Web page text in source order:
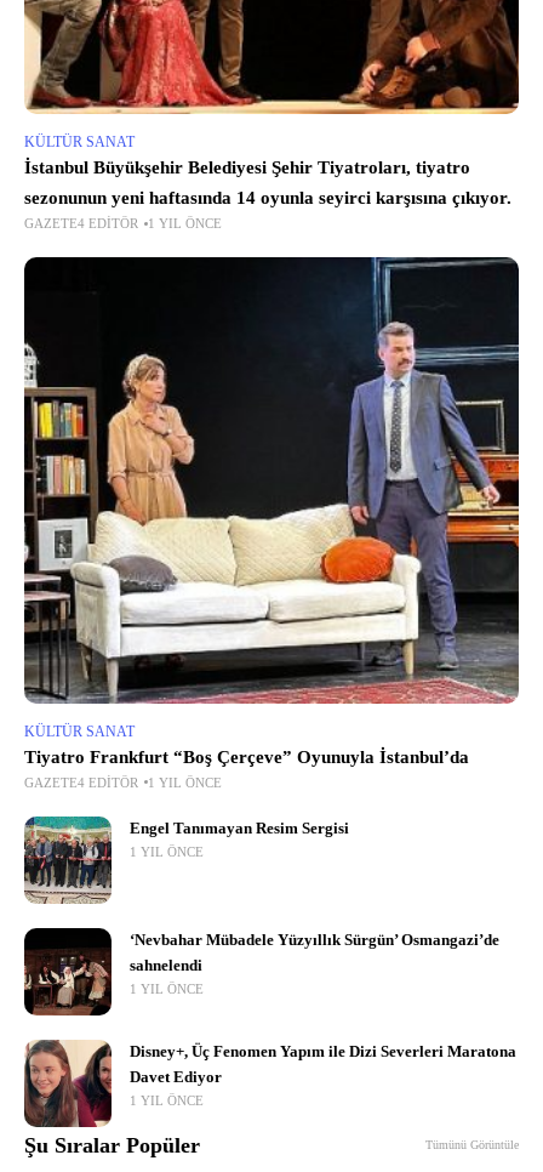
KÜLTÜR SANAT
İstanbul Büyükşehir Belediyesi Şehir Tiyatroları, tiyatro
sezonunun yeni haftasında 14 oyunla seyirci karşısına çıkıyor.
GAZETE4 EDITÖR 1 YIL ÖNCE
KÜLTÜR SANAT
Tiyatro Frankfurt “Boş Çerçeve” Oyunuyla İstanbul’da
GAZETE4 EDITÖR 1 YIL ÖNCE
Engel Tanımayan Resim Sergisi
1 YIL ÖNCE
‘Nevbahar Mübadele Yüzyıllık Sürgün’ Osmangazi’de
sahnelendi
1 YIL ÖNCE
Disney+, Üç Fenomen Yapım ile Dizi Severleri Maratona
Davet Ediyor
1 YIL ÖNCE
Şu Sıralar Popüler Tümünü Görüntüle